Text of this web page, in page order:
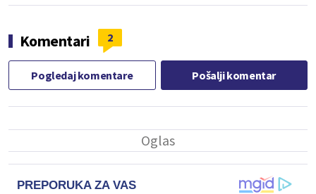
Komentari 2
Pogledaj komentare Pošalji komentar
PREPORUKA ZA VAS